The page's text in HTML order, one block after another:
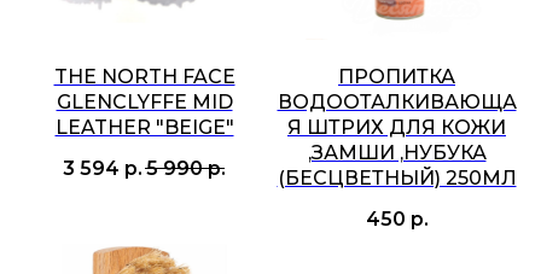
THE NORTH FACE
GLENCLYFFE MID
LEATHER "BEIGE"
3 594 р. 5 990 р.
ПРОПИТКА
ВОДООТАЛКИВАЮЩА
Я ШТРИХ ДЛЯ КОЖИ
,ЗАМШИ ,НУБУКА
(БЕСЦВЕТНЫЙ) 250МЛ
450 р.